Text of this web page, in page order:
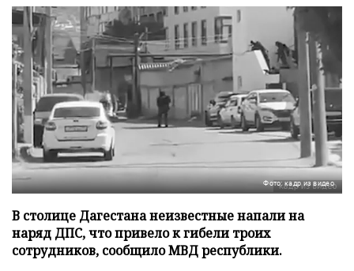
Фото: кадр из видео
В столице Дагестана неизвестные напали на
наряд ДПС, что привело к гибели троих
сотрудников, сообщило МВД республики.